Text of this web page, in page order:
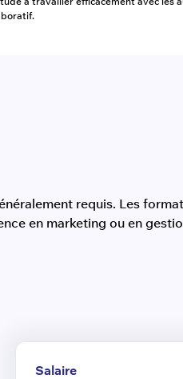
requis. Les
en marketing ou en
Salaire